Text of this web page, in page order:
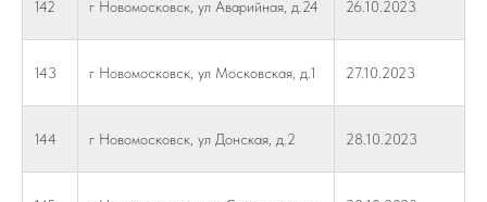
142 г Новомосковск, ул Аварийная, д.24 26.10.2023
143 г Новомосковск, ул Московская, д.1 27.10.2023
144 г Новомосковск, ул Донская, д.2 28.10.2023